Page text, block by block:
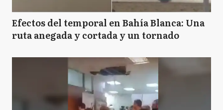
Efectos del temporal en Bahía Blanca: Una
ruta anegada y cortada y un tornado